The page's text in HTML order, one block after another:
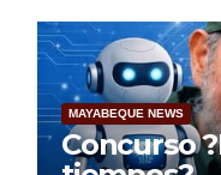
MAYABEQUE NEWS
Concurso